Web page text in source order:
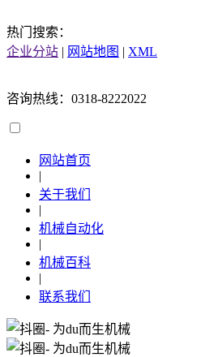
热门搜索：
企业分站 | 网站地图 | XML
咨询热线：0318-8222022
网站首页
|
关于我们
|
机械自动化
|
机械百科
|
联系我们